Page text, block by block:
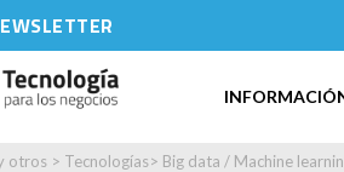
otros > Tecnologías> Big data / Machine